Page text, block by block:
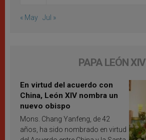
« May Jul »
PAPA LEÓN XIV
En virtud del acuerdo con
China, León XIV nombra un
nuevo obispo
Mons. Chang Yanfeng, de 42
años, ha sido nombrado en virtud